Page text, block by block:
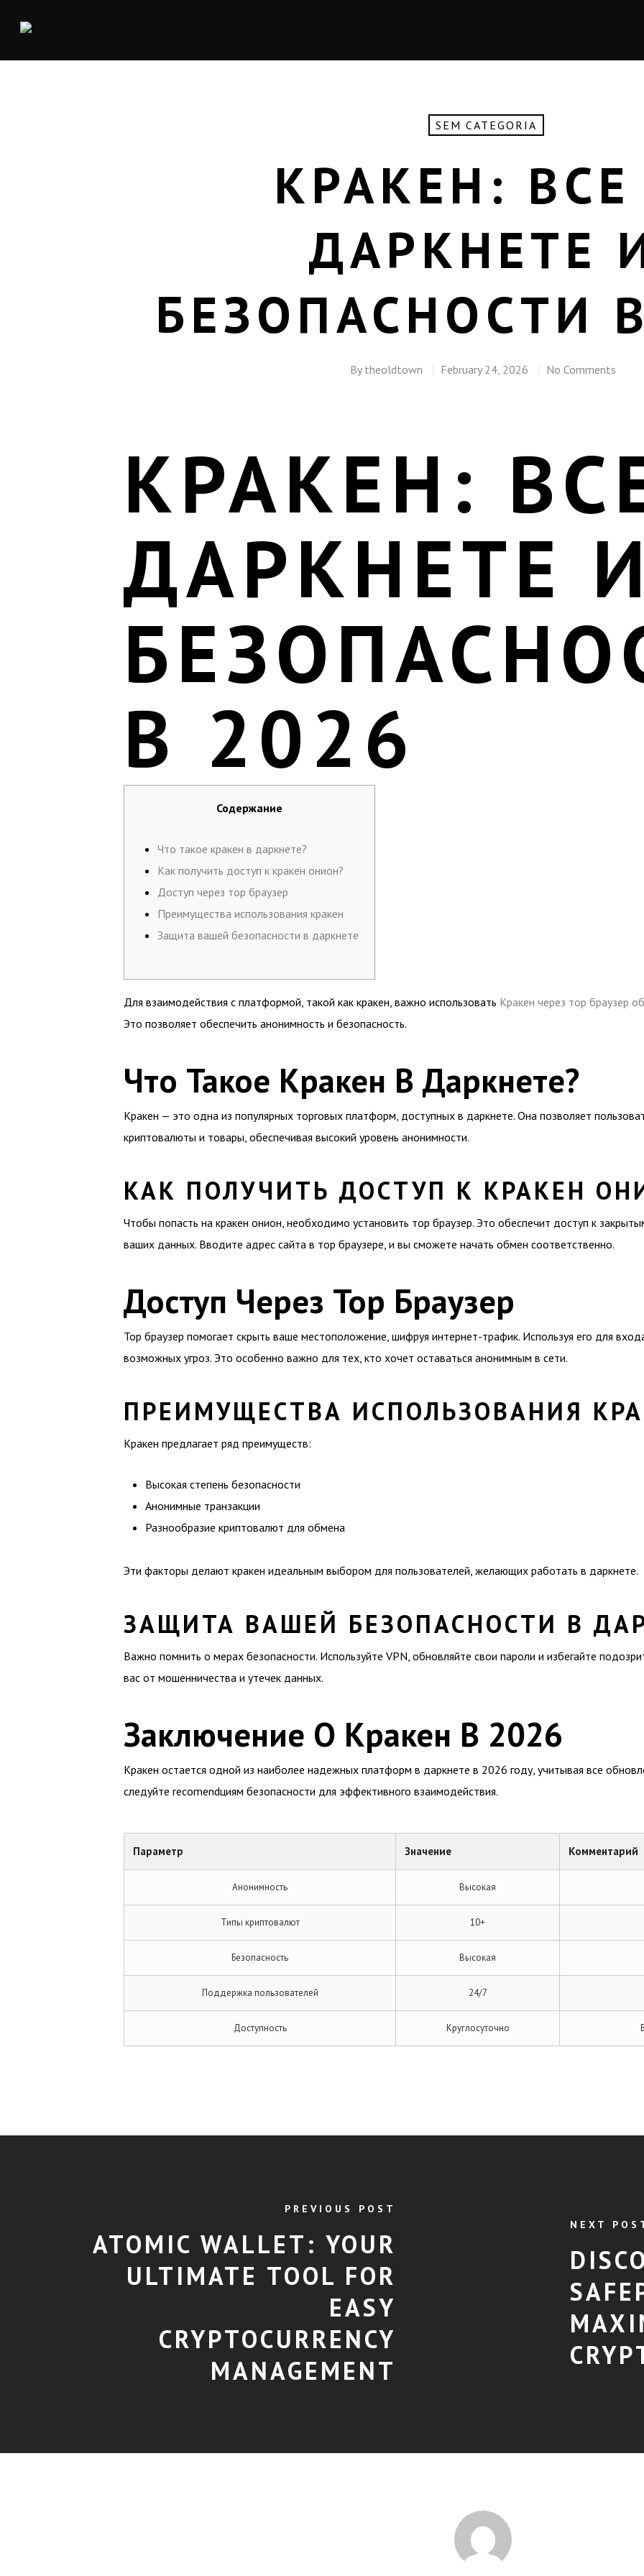
SEM CATEGORIA
КРАКЕН:
ДАРКНЕТЕ
БЕЗОПАСНОСТИ
By theoldtown February 24, 2026 No Comments
КРАКЕН:
ДАРКНЕТЕ
В 2026
Содержание
Что такое кракен в даркнете?
Как получить доступ к кракен онион?
Доступ через тор браузер
Преимущества использования кракен
Защита вашей безопасности в даркнете
Для взаимодействия с платформой, такой как кракен, важно использовать Кракен через тор браузер
Это позволяет обеспечить анонимность и безопасность.
Что Такое Кракен В Даркнете?
Кракен — это одна из популярных торговых платформ, доступных в даркнете. Она позволяет
криптовалюты и товары, обеспечивая высокий уровень анонимности.
КАК ПОЛУЧИТЬ ДОСТУП К КРАКЕН
Чтобы попасть на кракен онион, необходимо установить тор браузер. Это обеспечит доступ к
ваших данных. Вводите адрес сайта в тор браузере, и вы сможете начать обмен соответственно.
Доступ Через Тор Браузер
Тор браузер помогает скрыть ваше местоположение, шифруя интернет-трафик. Используя его для
возможных угроз. Это особенно важно для тех, кто хочет оставаться анонимным в сети.
ПРЕИМУЩЕСТВА ИСПОЛЬЗОВАНИЯ
Кракен предлагает ряд преимуществ:
Высокая степень безопасности
Анонимные транзакции
Разнообразие криптовалют для обмена
Эти факторы делают кракен идеальным выбором для пользователей, желающих работать в даркнете.
ЗАЩИТА ВАШЕЙ БЕЗОПАСНОСТИ В
Важно помнить о мерах безопасности. Используйте VPN, обновляйте свои пароли и избегайте
вас от мошенничества и утечек данных.
Заключение О Кракен В 2026
Кракен остается одной из наиболее надежных платформ в даркнете в 2026 году, учитывая все
следуйте recomendциям безопасности для эффективного взаимодействия.
Параметр Значение Комментарий
Анонимность Высокая
Типы криптовалют 10+
Безопасность Высокая
Поддержка пользователей 24/7
Доступность Круглосуточно
PREVIOUS POST
ATOMIC WALLET: YOUR
ULTIMATE TOOL FOR
EASY
CRYPTOCURRENCY
MANAGEMENT
NEXT